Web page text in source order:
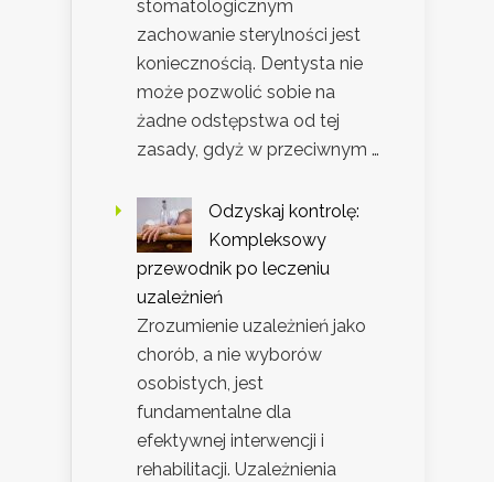
stomatologicznym
zachowanie sterylności jest
koniecznością. Dentysta nie
może pozwolić sobie na
żadne odstępstwa od tej
zasady, gdyż w przeciwnym …
Odzyskaj kontrolę:
Kompleksowy
przewodnik po leczeniu
uzależnień
Zrozumienie uzależnień jako
chorób, a nie wyborów
osobistych, jest
fundamentalne dla
efektywnej interwencji i
rehabilitacji. Uzależnienia